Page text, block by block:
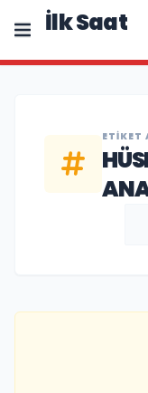
İlk Saat
ETIKET